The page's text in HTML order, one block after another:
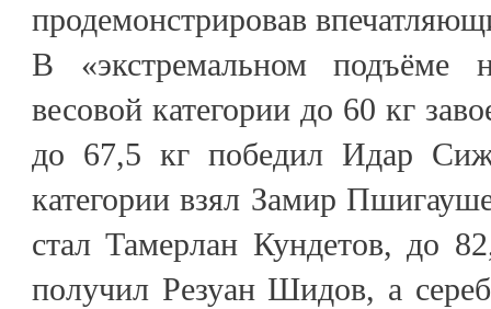
продемонстрировав
В «экстремальном подъёме
весовой категории до 60 кг
до 67,5 кг победил Идар
категории взял Замир
стал Тамерлан Кундетов, до
получил Резуан Шидов, а